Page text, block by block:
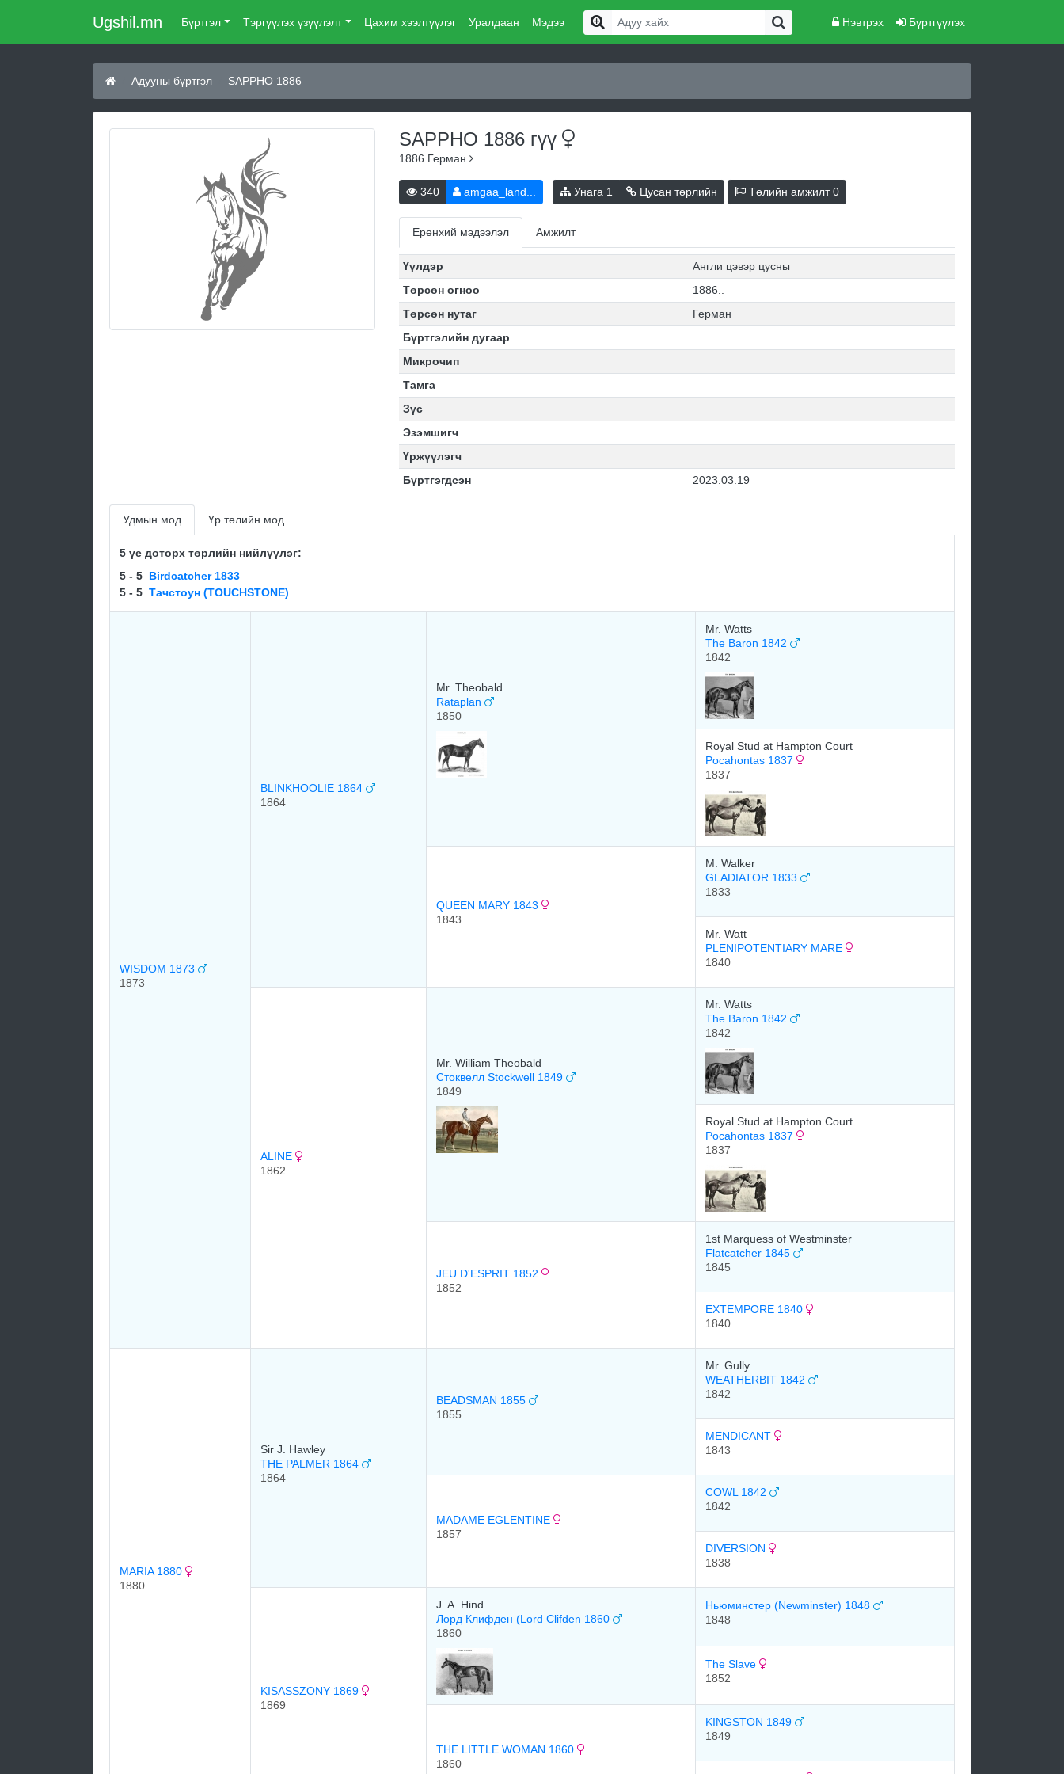
Ugshil.mn Бүртгэл Тэргүүлэх үзүүлэлт Цахим хээлтүүлэг Уралдаан Мэдээ Нэвтрэх Бүртгүүлэх
Адууны бүртгэл SAPPHO 1886
SAPPHO 1886 гүү
1886 Герман
340 amgaa_land... Унага 1 Цусан төрлийн Төлийн амжилт0
Ерөнхий мэдээлэл Амжилт
Үүлдэр
Англи цэвэр цусны
Төрсөн огноо
1886..
Төрсөн нутаг
Герман
Бүртгэлийн дугаар
Микрочип
Тамга
Зүс
Эзэмшигч
Үржүүлэгч
Бүртгэгдсэн
2023.03.19
Удмын мод Үр төлийн мод
5 үе доторх төрлийн нийлүүлэг:
5 - 5 Birdcatcher 1833
5 - 5 Тачстоун (TOUCHSTONE)
WISDOM 1873
1873
BLINKHOOLIE 1864
1864
Mr. Theobald
Rataplan
1850
Mr. Watts
The Baron 1842
1842
Royal Stud at Hampton Court
Pocahontas 1837
1837
QUEEN MARY 1843
1843
M. Walker
GLADIATOR 1833
1833
Mr. Watt
PLENIPOTENTIARY MARE
1840
ALINE
1862
Mr. William Theobald
Стоквелл Stockwell 1849
1849
Mr. Watts
The Baron 1842
1842
Royal Stud at Hampton Court
Pocahontas 1837
1837
JEU D'ESPRIT 1852
1852
1st Marquess of Westminster
Flatcatcher 1845
1845
EXTEMPORE 1840
1840
MARIA 1880
1880
Sir J. Hawley
THE PALMER 1864
1864
BEADSMAN 1855
1855
Mr. Gully
WEATHERBIT 1842
1842
MENDICANT
1843
MADAME EGLENTINE
1857
COWL 1842
1842
DIVERSION
1838
KISASSZONY 1869
1869
J. A. Hind
Лорд Клифден (Lord Clifden 1860
1860
Ньюминстер (Newminster) 1848
1848
The Slave
1852
THE LITTLE WOMAN 1860
1860
KINGSTON 1849
1849